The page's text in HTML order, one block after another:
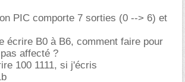
PIC comporte 7 sorties (0 --> 6) et
écrire B0 à B6, comment faire pour
affecté ?
100 1111, si j'écris